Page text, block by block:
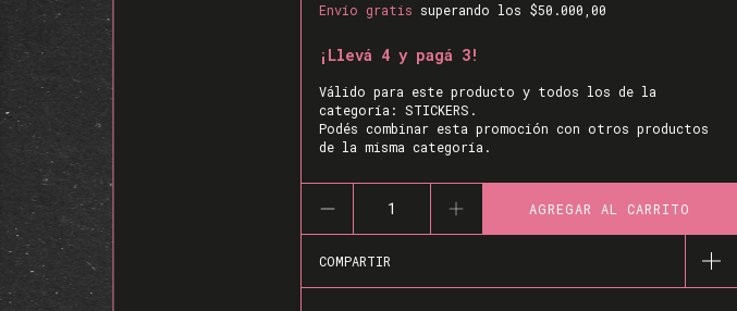
Envío gratis superando los $50.000,00
¡Llevá 4 y pagá 3!
Válido para este producto y todos los de la
categoría: STICKERS.
Podés combinar esta promoción con otros productos
de la misma categoría.
COMPARTIR